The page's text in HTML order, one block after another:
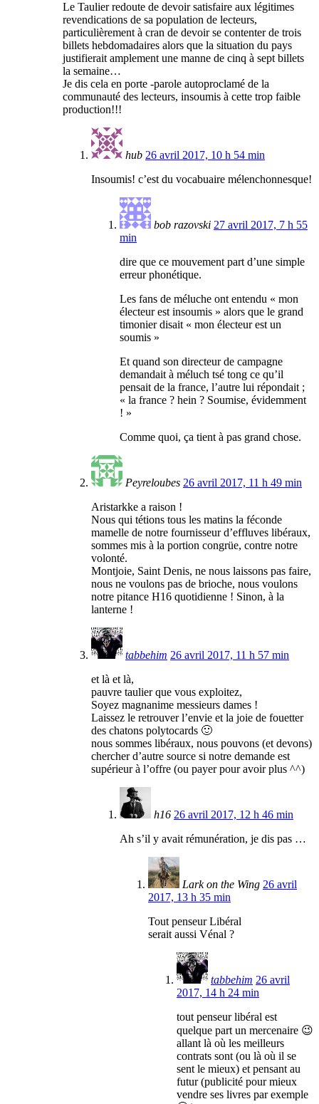
Le Taulier redoute de devoir satisfaire aux légitimes
revendications de sa population de lecteurs,
particulièrement à cran de devoir se contenter de trois
billets hebdomadaires alors que la situation du pays
justifierait amplement une manne de cinq à sept billets
la semaine…
Je dis cela en porte -parole autoproclamé de la
communauté des lecteurs, insoumis à cette trop faible
production!!!
hub 26 avril 2017, 10 h 54 min
Insoumis! c’est du vocabuaire mélenchonnesque!
bob razovski 27 avril 2017, 7 h 55
min
dire que ce mouvement part d’une simple
erreur phonétique.
Les fans de méluche ont entendu « mon
électeur est insoumis » alors que le grand
timonier disait « mon électeur est un
soumis »
Et quand son directeur de campagne
demandait à méluch tsé tong ce qu’il
pensait de la france, l’autre lui répondait ;
« la france ? hein ? Soumise, évidemment
! »
Comme quoi, ça tient à pas grand chose.
Peyreloubes 26 avril 2017, 11 h 49 min
Aristarkke a raison !
Nous qui tétions tous les matins la féconde
mamelle de notre fournisseur d’effluves libéraux,
sommes mis à la portion congrüe, contre notre
volonté.
Montjoie, Saint Denis, ne nous laissons pas faire,
nous ne voulons pas de brioche, nous voulons
notre pitance H16 quotidienne ! Sinon, à la
lanterne !
tabbehim 26 avril 2017, 11 h 57 min
et là et là,
pauvre taulier que vous exploitez,
Soyez magnanime messieurs dames !
Laissez le retrouver l’envie et la joie de fouetter
des chatons polytocards 🙂
nous sommes libéraux, nous pouvons (et devons)
chercher d’autre source si notre demande est
supérieur à l’offre (ou payer pour avoir plus ^^)
h16 26 avril 2017, 12 h 46 min
Ah s’il y avait rémunération, je dis pas …
Lark on the Wing 26 avril
2017, 13 h 35 min
Tout penseur Libéral
serait aussi Vénal ?
tabbehim 26 avril
2017, 14 h 24 min
tout penseur libéral est
quelque part un mercenaire 😉
allant là où les meilleurs
contrats sont (ou là où il se
sent le mieux) et pensant au
futur (publicité pour mieux
vendre ses livres par exemple